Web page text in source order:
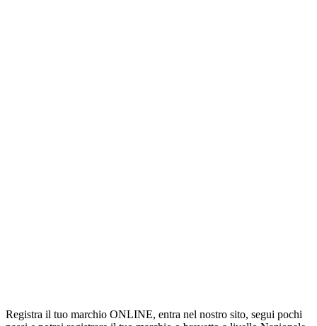
Registra il tuo marchio ONLINE, entra nel nostro sito, segui pochi